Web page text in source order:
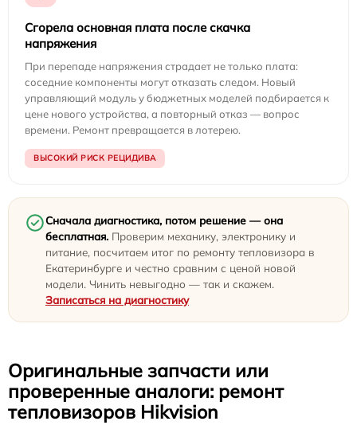
Сгорела основная плата после скачка
напряжения
При перепаде напряжения страдает не только плата:
соседние компоненты могут отказать следом. Новый
управляющий модуль у бюджетных моделей подбирается к
цене нового устройства, а повторный отказ — вопрос
времени. Ремонт превращается в лотерею.
ВЫСОКИЙ РИСК РЕЦИДИВА
Сначала диагностика, потом решение — она
бесплатная. Проверим механику, электронику и
питание, посчитаем итог по ремонту тепловизора в
Екатеринбурге и честно сравним с ценой новой
модели. Чинить невыгодно — так и скажем.
Записаться на диагностику
Оригинальные запчасти или
проверенные аналоги: ремонт
тепловизоров Hikvision